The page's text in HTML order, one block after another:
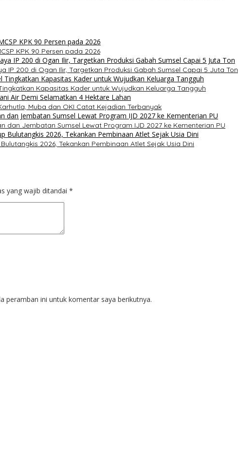
KPK 90 Persen pada 2026
IP 200 di Ogan Ilir, Targetkan Produksi Gabah Sumsel Capai 5 Juta Ton
Kapasitas Kader untuk Wujudkan Keluarga Tangguh
Muba dan OKI Catat Kejadian Terbanyak
dan Jembatan Sumsel Lewat Program IJD 2027 ke Kementerian PU
2026, Tekankan Pembinaan Atlet Sejak Usia Dini
yang wajib ditandai *
peramban ini untuk komentar saya berikutnya.